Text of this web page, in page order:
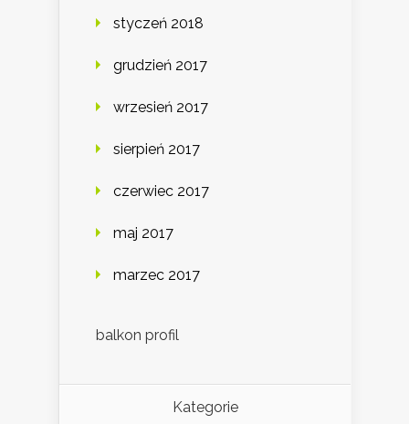
styczeń 2018
grudzień 2017
wrzesień 2017
sierpień 2017
czerwiec 2017
maj 2017
marzec 2017
balkon profil
Kategorie